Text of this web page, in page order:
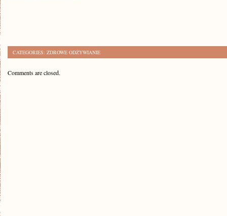
CATEGORIES: ZDROWE ODŻYWIANIE
Comments are closed.